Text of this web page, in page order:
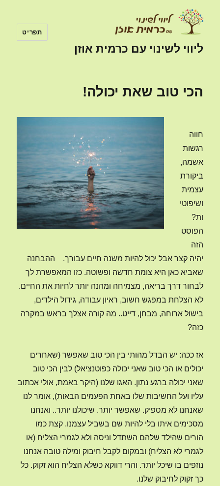
ליווי לשינוי עם כרמית אוזן
תפריט
הכי טוב שאת יכולה!
חווה
רגשות
אשמה,
ביקורת
עצמית
ושיפוטי
ות?
הפוסט
הזה
יהיה קצר אבל יכול להיות משנה חיים עבורך. ההבחנה
שאביא כאן היא צומת חדשה ופשוטה. כזו המאפשרת לך
לבחור דרך בריאה, מצמיחה ומהנה יותר לחיות את החיים.
לא הצלחת במפגש חשוב, ראיון עבודה, גידול הילדים,
בישול ארוחה, מבחן, דייט.. מה קורה אצלך בראש במקרה
כזה?
אז ככה: יש הבדל מהותי בין הכי טוב שאפשר (שאחרים
יכולים או הכי טוב שאני יכולה כפוטנציאל) לבין הכי טוב
שאני יכולה ברגע נתון. האגו שלנו (היקר באמת, אולי אכתוב
עליו ועל החשיבות שלו באחת הפעמים הבאות), אומר לנו
שאנחנו לא מספיק. שאפשר יותר. שיכולנו יותר.. ואנחנו
מסכימים איתו בלי להיות שם בשביל עצמנו. קצת כמו
הורים שהילד שלהם השתדל וניסה ולא לגמרי הצליח (או
לגמרי לא הצליח) ובמקום לקבל חיבוק ומילה טובה אנחנו
נוזפים בו שיכל יותר. והרי דווקא כשלא הצליח הוא זקוק. כל
כך זקוק לחיבוק שלנו.